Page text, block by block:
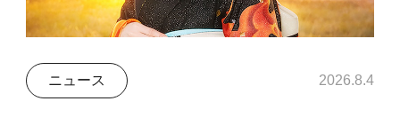
ニュース 2026.8.4